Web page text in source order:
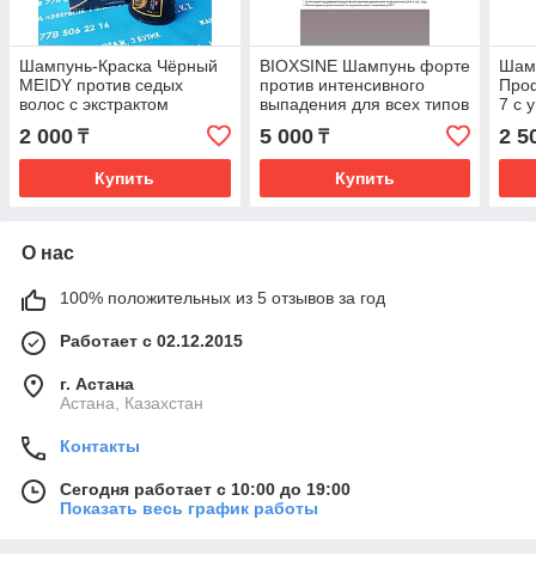
Шампунь-Краска Чёрный
MEIDY против седых
волос с экстрактом
женьшеня 500 мл
2 000 ₸
Купить
BIOXSINE Шампунь форте
против интенсивного
выпадения для всех типов
волос DermaGen, 300 мл
5 000₸
Купить
7 с
2
О нас
100% положительных из 5 отзывов за год
Работает с 02.12.2015
г. Астана
Астана, Казахстан
Контакты
Сегодня работает с 10:00 до 19:00
Показать весь график работы